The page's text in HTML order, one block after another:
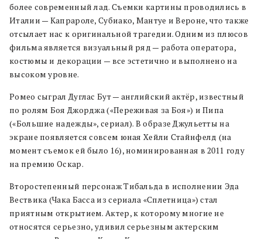
более современный лад. Съемки картины проводились в
Италии — Капрароле, Субиако, Мантуе и Вероне, что также
отсылает нас к оригинальной трагедии. Одним из плюсов
фильма является визуальный ряд — работа оператора,
костюмы и декорации — все эстетично и выполнено на
высоком уровне.
Ромео сыграл Дуглас Бут — английский актёр, известный
по ролям Боя Джорджа («Переживая за Боя») и Пипа
(«Большие надежды», сериал). В образе Джульетты на
экране появляется совсем юная Хейли Стайнфелд (на
момент съемок ей было 16), номинированная в 2011 году
на премию Оскар.
Второстепенный персонаж Тибальда в исполнении Эда
Вествика (Чака Басса из сериала «Сплетница») стал
приятным открытием. Актер, к которому многие не
относятся серьезно, удивил серьезным актерским